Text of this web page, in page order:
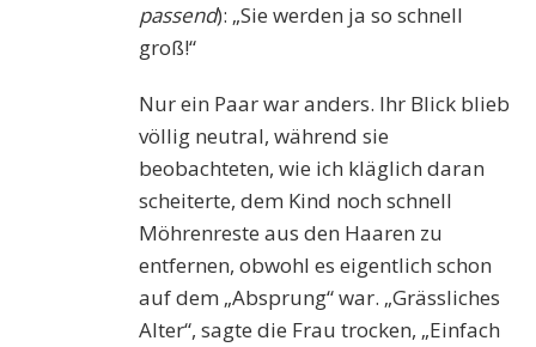
passend): „Sie werden ja so schnell
groß!“
Nur ein Paar war anders. Ihr Blick blieb
völlig neutral, während sie
beobachteten, wie ich kläglich daran
scheiterte, dem Kind noch schnell
Möhrenreste aus den Haaren zu
entfernen, obwohl es eigentlich schon
auf dem „Absprung“ war. „Grässliches
Alter“, sagte die Frau trocken, „Einfach